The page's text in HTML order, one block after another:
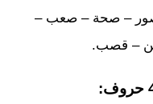
– صحة – صعب –
– قصب.